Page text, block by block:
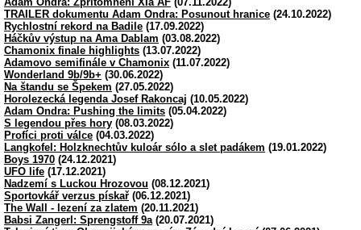
TRAILER dokumentu Adam Ondra: Posunout hranice (24.10.2022)
Rychlostní rekord na Badile (17.09.2022)
Háčkův výstup na Ama Dablam (03.08.2022)
Chamonix finale highlights (13.07.2022)
Adamovo semifinále v Chamonix (11.07.2022)
Wonderland 9b/9b+ (30.06.2022)
Na štandu se Špekem (27.05.2022)
Horolezecká legenda Josef Rakoncaj (10.05.2022)
Adam Ondra: Pushing the limits (05.04.2022)
S legendou přes hory (08.03.2022)
Profíci proti válce (04.03.2022)
Langkofel: Holzknechtův kuloár sólo a slet padákem (19.01.2022)
Boys 1970 (24.12.2021)
UFO life (17.12.2021)
Nadzemí s Luckou Hrozovou (08.12.2021)
Sportovkář verzus pískař (06.12.2021)
The Wall - lezení za zlatem (20.11.2021)
Babsi Zangerl: Sprengstoff 9a (20.07.2021)